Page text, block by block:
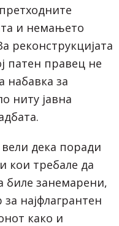
и немањето
реконструкцијата
патен правец не
набавка за
ниту јавна
дека поради
кои требале да
биле занемарени,
за најфлагрантен
како и